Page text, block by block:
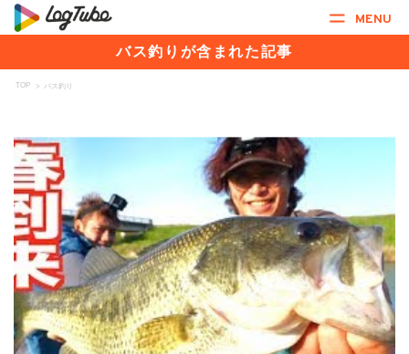
MENU
バス釣りが含まれた記事
TOP > バス釣り